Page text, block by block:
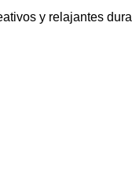
y relajantes